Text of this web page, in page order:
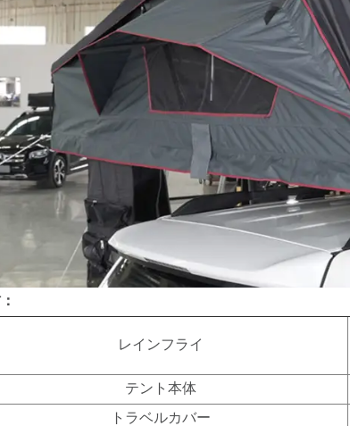
レインフライ
テント本体
トラベルカバー